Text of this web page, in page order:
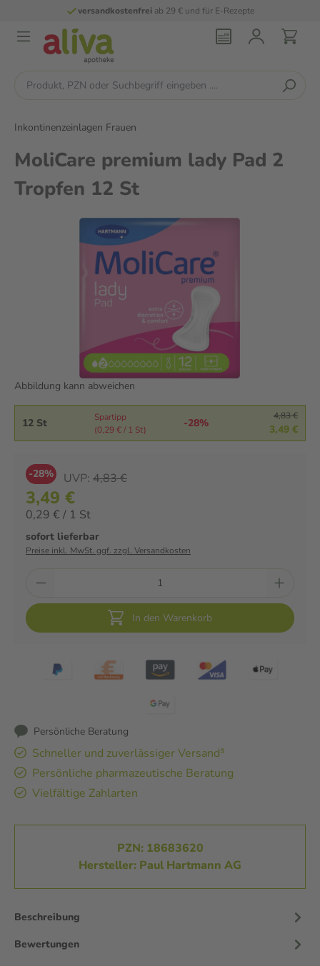
versandkostenfreiab 29 € und für E-Rezepte
Inkontinenzeinlagen Frauen
MoliCare premium lady Pad 2
Tropfen 12 St
Abbildung kann abweichen
12 St
Spartipp
(0,29 € / 1 St)
-28%
4,83 €
3,49 €
-28% UVP: 4,83 €
3,49 €
0,29 € / 1 St
sofort lieferbar
Preise inkl. MwSt. ggf. zzgl. Versandkosten
In den Warenkorb
Persönliche Beratung
Schneller und zuverlässiger Versand³
Persönliche pharmazeutische Beratung
Vielfältige Zahlarten
PZN: 18683620
Hersteller: Paul Hartmann AG
Beschreibung
Bewertungen